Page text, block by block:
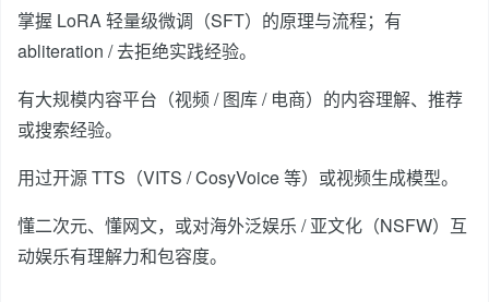
掌握 LoRA 轻量级微调（SFT）的原理与流程；有
abliteration / 去拒绝实践经验。
有大规模内容平台（视频 / 图库 / 电商）的内容理解、推荐
或搜索经验。
用过开源 TTS（VITS / CosyVoice 等）或视频生成模型。
懂二次元、懂网文，或对海外泛娱乐 / 亚文化（NSFW）互
动娱乐有理解力和包容度。